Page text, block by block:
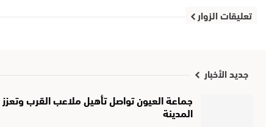
تعليقات الزوار
جديد الأخبار
جماعة العيون تواصل تأهيل ملاعب القرب وتعزز
المدينة